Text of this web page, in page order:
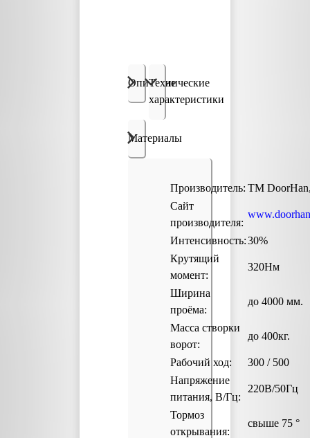
Описание
Технические
характеристики
Материалы
Производитель: ТМ
Сайт
производителя:
Интенсивность:30%
Крутящий
момент:
320Нм
Ширина
проёма:
до 4000 мм.
Масса створки
ворот:
до 400кг.
Рабочий ход:
300 / 500
Напряжение
питания, В/Гц:
220В/50Гц
Тормоз
открывания:
свыше 75 °